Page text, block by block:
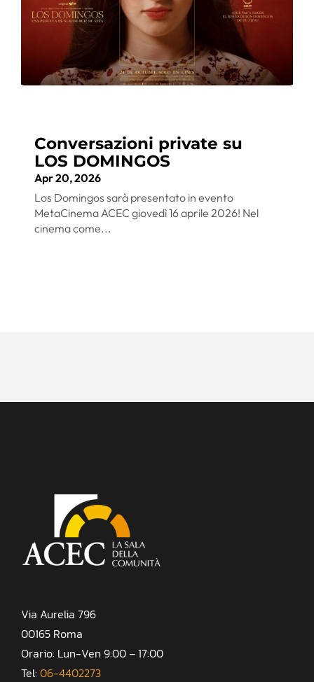
Conversazioni private su
LOS DOMINGOS
Apr 20, 2026
Los Domingos sarà presentato in evento
MetaCinema ACEC giovedì 16 aprile 2026! Nel
cinema come...
Via Aurelia 796
00165 Roma
Orario: Lun-Ven 9:00 – 17:00
Tel: 06-4402273